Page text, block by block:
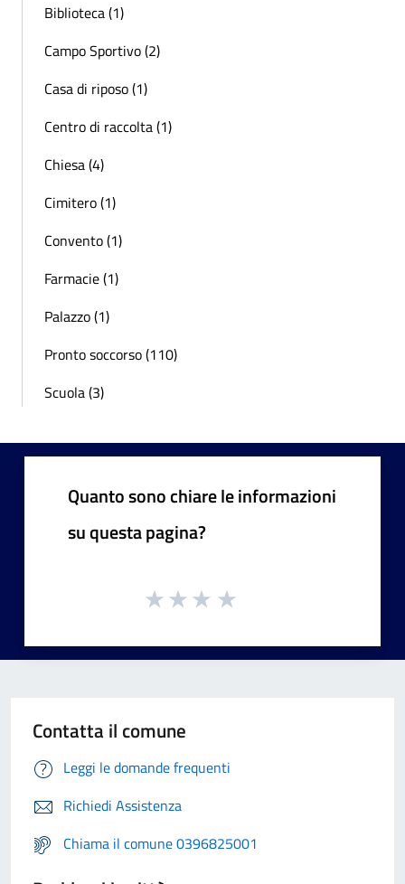
Biblioteca (1)
Campo Sportivo (2)
Casa di riposo (1)
Centro di raccolta (1)
Chiesa (4)
Cimitero (1)
Convento (1)
Farmacie (1)
Palazzo (1)
Pronto soccorso (110)
Scuola (3)
Quanto sono chiare le informazioni
su questa pagina?
Contatta il comune
Leggi le domande frequenti
Richiedi Assistenza
Chiama il comune 0396825001